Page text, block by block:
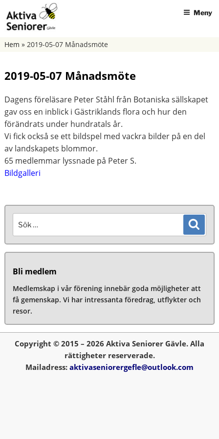
till
innehåll
AKTIVA SENIORER GÄVLE
Meny
Hem » 2019-05-07 Månadsmöte
2019-05-07 Månadsmöte
Dagens föreläsare Peter Ståhl från Botaniska sällskapet
gav oss en inblick i Gästriklands flora och hur den
förändrats under hundratals år.
Vi fick också se ett bildspel med vackra bilder på en del
av landskapets blommor.
65 medlemmar lyssnade på Peter S.
Bildgalleri
efter:
Bli medlem
Medlemskap i vår förening innebär goda möjligheter att
få gemenskap. Vi har intressanta föredrag, utflykter och
resor.
Copyright © 2015 – 2026 Aktiva Seniorer Gävle. Alla
rättigheter reserverade.
Mailadress: aktivaseniorergefle@outlook.com